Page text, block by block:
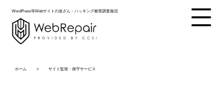
WordPress等Webサイトの改ざん・ハッキング被害調査復旧
ホーム サイト監視・保守サービス